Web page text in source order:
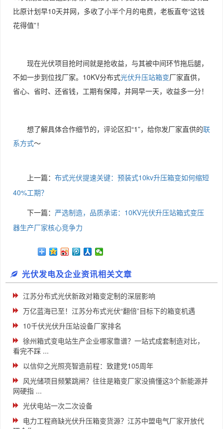
比原计划早10天并网，多收了小半个月的电费，老板直夸“这钱
花得值”！
现在光伏项目抢时间就是抢收益，与其被中间环节拖后腿，
不如一步到位找厂家。10KV分布式光伏升压站箱变厂家直供，
省心、省时、还省钱，工期有保障，并网早一天，收益多一分！
想了解具体合作细节的，评论区扣“1”，给你发厂家直供的联
系方式～
上一篇： 布式光伏提速关键：预装式10kv升压箱变如何缩短
40%工期？
下一篇： 严选制造，品质承诺：10KV光伏升压站箱式变压
器生产厂家核心竞争力
光伏发电及企业资讯相关文章
江苏分布式光伏新政对箱变定制的深层影响
万亿蓝海已至！江苏分布式光伏“翻倍”目标下的箱变机遇
10千伏光伏升压站设备厂家排名
徐州箱式变电站生产企业哪家靠谱？一站式成套制造对比，
看完不踩 ...
以信仰之光照亮智造前程：致建党105周年
风光储项目频繁跳闸？往往是箱变厂家没搞懂这3个新能源并
网硬指 ...
光伏电站一次二次设备
电力工程商缺光伏升压箱变货源？江苏中盟电气厂家开放代